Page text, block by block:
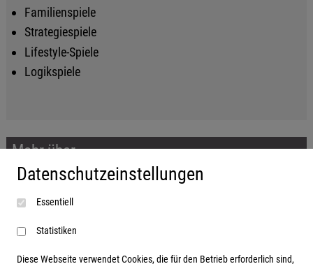
Familienspiele
Strategiespiele
Lifestyle-Spiele
Logikspiele
Mehr über...
Impressum
AGB
Datenschutzerklärung
Datenschutzeinstellungen
Essentiell
Statistiken
Diese Webseite verwendet Cookies, die für den Betrieb erforderlich sind,